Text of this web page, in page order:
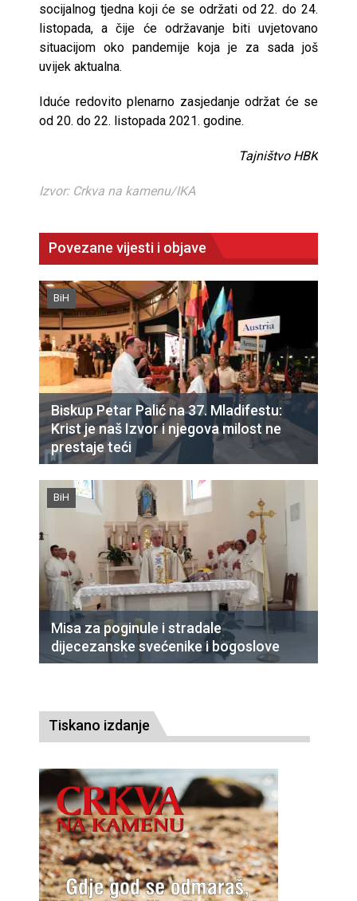
socijalnog tjedna koji će se održati od 22. do 24.
listopada, a čije će održavanje biti uvjetovano
situacijom oko pandemije koja je za sada još
uvijek aktualna.
Iduće redovito plenarno zasjedanje održat će se
od 20. do 22. listopada 2021. godine.
Tajništvo HBK
Izvor: Crkva na kamenu/IKA
Povezane vijesti i objave
BiH
Biskup Petar Palić na 37. Mladifestu:
Krist je naš Izvor i njegova milost ne
prestaje teći
BiH
Misa za poginule i stradale
dijecezanske svećenike i bogoslove
Tiskano izdanje